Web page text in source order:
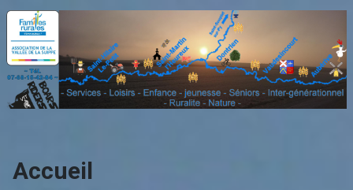
Accueil